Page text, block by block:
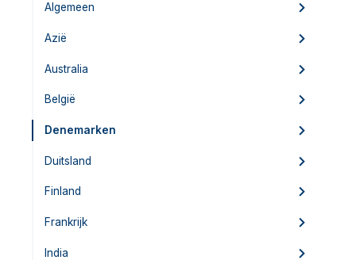
Algemeen
Azië
Australia
België
Denemarken
Duitsland
Finland
Frankrijk
India